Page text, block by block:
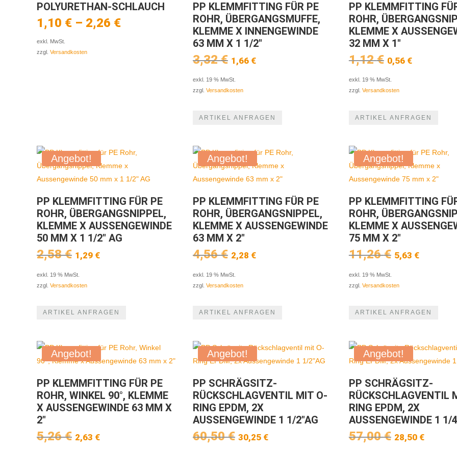
POLYURETHAN-SCHLAUCH
1,10 € – 2,26 €
exkl. MwSt.
zzgl. Versandkosten
PP KLEMMFITTING FÜR PE
ROHR, ÜBERGANGSMUFFE,
KLEMME X INNENGEWINDE
63 MM X 1 1/2″
3,32€ Ursprünglicher
Preis
war:
3,32 €
1,66 €Aktueller
exkl. 19 % MwSt.
zzgl. Versandkosten
ARTIKEL ANFRAGEN
PP KLEMMFITTING
ROHR,
KLEMME X
32 MM X 1″
1,12€
Preis
war:
1,12 €
0,56 €
exkl. 19 % MwSt.
zzgl. Versandkosten
ARTIKEL ANFRAGEN
Angebot!
PP KLEMMFITTING FÜR PE
ROHR, ÜBERGANGSNIPPEL,
KLEMME X AUSSENGEWINDE
50 MM X 1 1/2″ AG
2,58€ Ursprünglicher
Preis
war:
2,58 €
1,29 €Aktueller
exkl. 19 % MwSt.
zzgl. Versandkosten
ARTIKEL ANFRAGEN
Angebot!
PP KLEMMFITTING FÜR PE
ROHR, ÜBERGANGSNIPPEL,
KLEMME X AUSSENGEWINDE
63 MM X 2″
4,56€ Ursprünglicher
Preis
war:
4,56 €
2,28 €Aktueller
exkl. 19 % MwSt.
zzgl. Versandkosten
ARTIKEL ANFRAGEN
Angebot!
PP KLEMMFITTING
ROHR,
KLEMME X
75 MM X 2″
11,26€
Preis
11,26 €
5,63 €
exkl. 19 % MwSt.
zzgl. Versandkosten
ARTIKEL ANFRAGEN
Angebot!
PP KLEMMFITTING FÜR PE
ROHR, WINKEL 90°, KLEMME
X AUSSENGEWINDE 63 MM X
2″
5,26€ Ursprünglicher
Preis
2,63 €Aktueller
Angebot!
PP SCHRÄGSITZ-
RÜCKSCHLAGVENTIL MIT O-
RING EPDM, 2X
AUSSENGEWINDE 1 1/2″AG
60,50€ Ursprünglicher
Preis
30,25 €Aktueller
Angebot!
PP SCHRÄGSITZ-
RÜCKSCHLAGVENTIL
RING EPDM, 2X
AUSSENGEWINDE 1 1/
57,00€
Preis
28,50 €